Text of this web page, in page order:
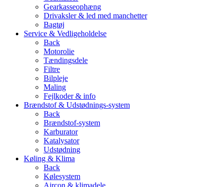
Gearkasseophæng
Drivaksler & led med manchetter
Bagtøj
Service & Vedligeholdelse
Back
Motorolie
Tændingsdele
Filtre
Bilpleje
Maling
Fejlkoder & info
Brændstof & Udstødnings-system
Back
Brændstof-system
Karburator
Katalysator
Udstødning
Køling & Klima
Back
Kølesystem